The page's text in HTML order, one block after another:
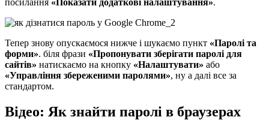
Тепер знову опускаємося нижче і шукаємо пункт «Паролі та
форми». біля фрази «Пропонувати зберігати паролі для
сайтів» натискаємо на кнопку «Налаштувати» або
«Управління збереженими паролями», ну а далі все за
стандартом.
Відео: Як знайти паролі в браузерах